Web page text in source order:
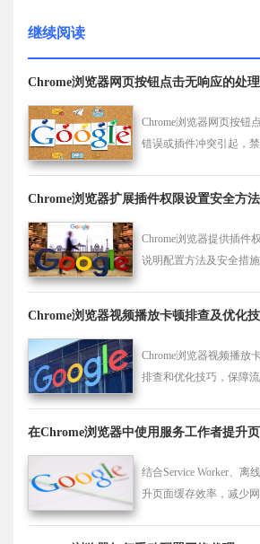
继续阅读
Chrome浏览器网页按钮点击无响应的处
Chrome浏览器网页按钮
错误或插件冲突引起，
Chrome浏览器扩展插件权限设置安全方法
Chrome浏览器提供插件
说明配置方法及安全措
Chrome浏览器视频播放卡顿排查及优化
Chrome浏览器视频播放
排查和优化技巧，保障流
在Chrome浏览器中使用服务工作者提升
结合Service Worker、离
升页面缓存效率，减少